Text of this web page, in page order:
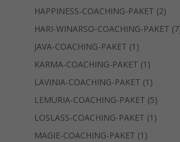
HAPPINESS-COACHING-PAKET 22
HARI-WINARSO-COACHING-PAKET 7
JAVA-COACHING-PAKET 1 1
Produkt
KARMA-COACHING-PAKET 1 1
Produkt
LAVINIA-COACHING-PAKET 1 1
Produkt
LEMURIA-COACHING-PAKET 55
LOSLASS-COACHING-PAKET 1 1
MAGIE-COACHING-PAKET 1 1